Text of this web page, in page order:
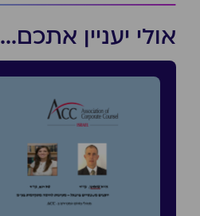
אולי יעניין אתכם...